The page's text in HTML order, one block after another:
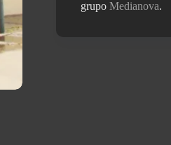
grupoMedianova.